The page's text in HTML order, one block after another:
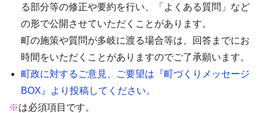
る部分等の修正や要約を行い、「よくある質問」など
の形で公開させていただくことがあります。
町の施策や質問が多岐に渡る場合等は、回答までにお
時間をいただくことがありますのでご了承願います。
町政に対するご意見、ご要望は『町づくりメッセージ
BOX』より投稿してください。
※は必須項目です。